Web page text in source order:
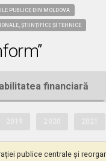
PUBLICE DIN MOLDOVA
ȘTIINȚIFICE ȘI TEHNICE
financiară
publice centrale și